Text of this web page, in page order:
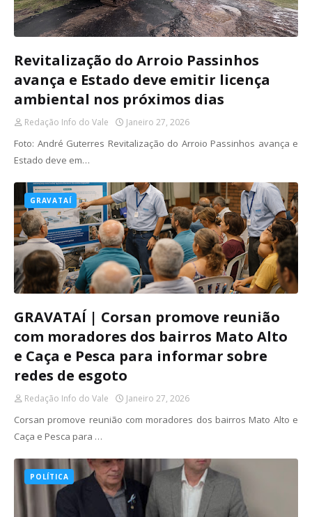
Revitalização do Arroio Passinhos
avança e Estado deve emitir licença
ambiental nos próximos dias
Redação Info do Vale Janeiro 27, 2026
Foto: André Guterres Revitalização do Arroio Passinhos avança e
Estado deve em…
GRAVATAÍ
GRAVATAÍ | Corsan promove reunião
com moradores dos bairros Mato Alto
e Caça e Pesca para informar sobre
redes de esgoto
Redação Info do Vale Janeiro 27, 2026
Corsan promove reunião com moradores dos bairros Mato Alto e
Caça e Pesca para …
POLÍTICA